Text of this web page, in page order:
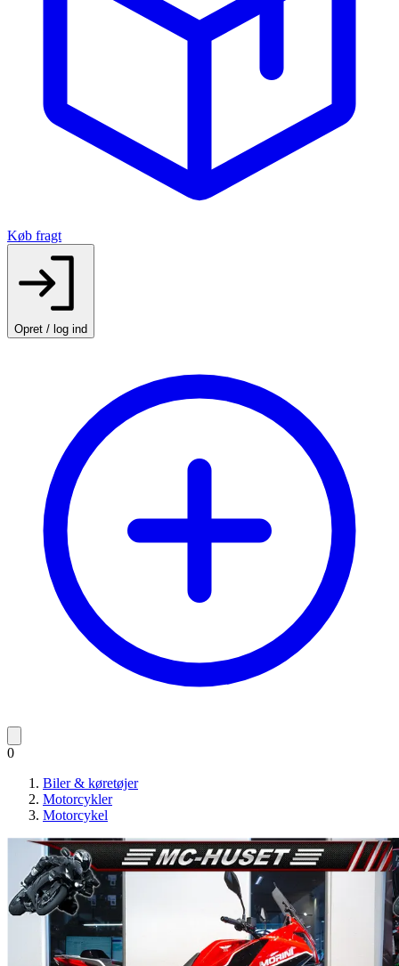
Køb fragt
Opret / log ind
0
Biler & køretøjer
Motorcykler
Motorcykel